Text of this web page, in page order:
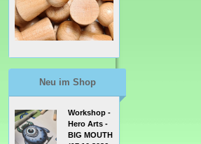
Neu im Shop
Workshop -
Hero Arts -
BIG MOUTH